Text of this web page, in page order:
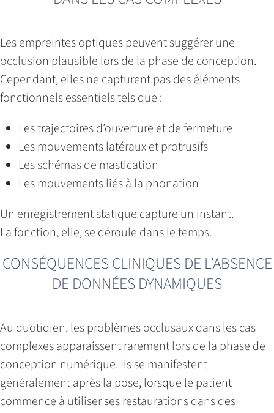
Les empreintes optiques peuvent suggérer une
occlusion plausible lors de la phase de conception.
Cependant, elles ne capturent pas des éléments
fonctionnels essentiels tels que :
Les trajectoires d’ouverture et de fermeture
Les mouvements latéraux et protrusifs
Les schémas de mastication
Les mouvements liés à la phonation
Un enregistrement statique capture un instant.
La fonction, elle, se déroule dans le temps.
CONSÉQUENCES CLINIQUES DE L’ABSENCE
DE DONNÉES DYNAMIQUES
Au quotidien, les problèmes occlusaux dans les cas
complexes apparaissent rarement lors de la phase de
conception numérique. Ils se manifestent
généralement après la pose, lorsque le patient
commence à utiliser ses restaurations dans des